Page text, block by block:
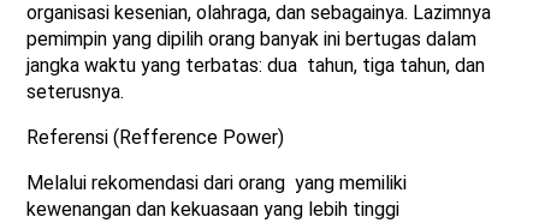
organisasi kesenian, olahraga, dan sebagainya. Lazimnya
pemimpin yang dipilih orang banyak ini bertugas dalam
jangka waktu yang terbatas: dua tahun, tiga tahun, dan
seterusnya.
Referensi (Refference Power)
Melalui rekomendasi dari orang yang memiliki
kewenangan dan kekuasaan yang lebih tinggi